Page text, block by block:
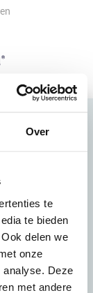
Over
te
te bieden
delen we
onze
analyse. Deze
met andere